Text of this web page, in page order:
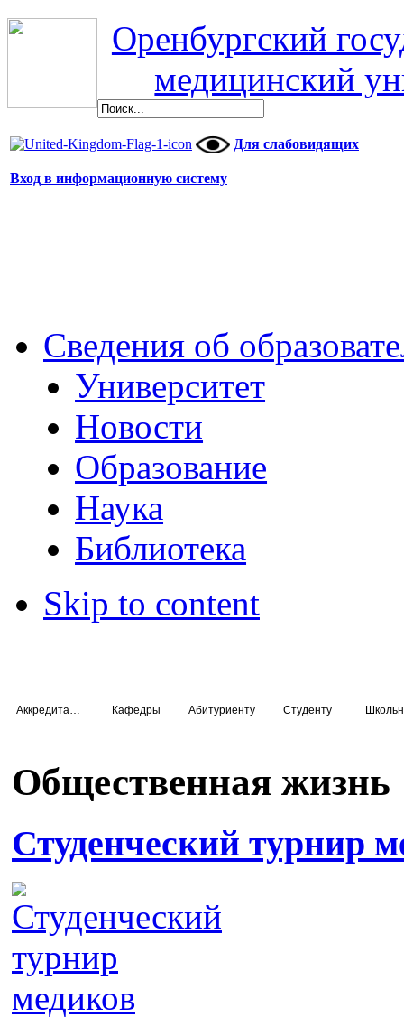
Оренбургский
медицинский
Для слабовидящих
Вход в информационную систему
Сведения об
Университет
Новости
Образование
Наука
Библиотека
Skip to content
Кафедры Абитуриенту Студенту
Общественная жизнь
Студенческий турнир